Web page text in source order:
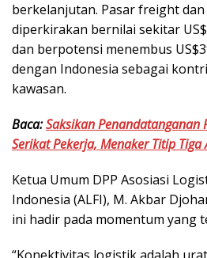
berkelanjutan. Pasar freight dan
diperkirakan bernilai sekitar
dan berpotensi menembus
dengan Indonesia sebagai
kawasan.
Baca:Saksikan Penandatanganan
Serikat Pekerja, Menaker Titip Tiga
Ketua Umum DPP Asosiasi
Indonesia (ALFI), M. Akbar
ini hadir pada momentum yang